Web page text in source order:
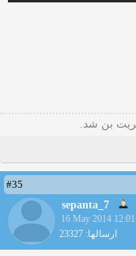
بن شد.
#35
sepanta_7
16 May 2014 12:01
ارسالها: 23327